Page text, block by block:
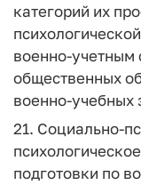
категорий их
военно-учетным
общественных
военно-учебных
21. Социально-
подготовки по